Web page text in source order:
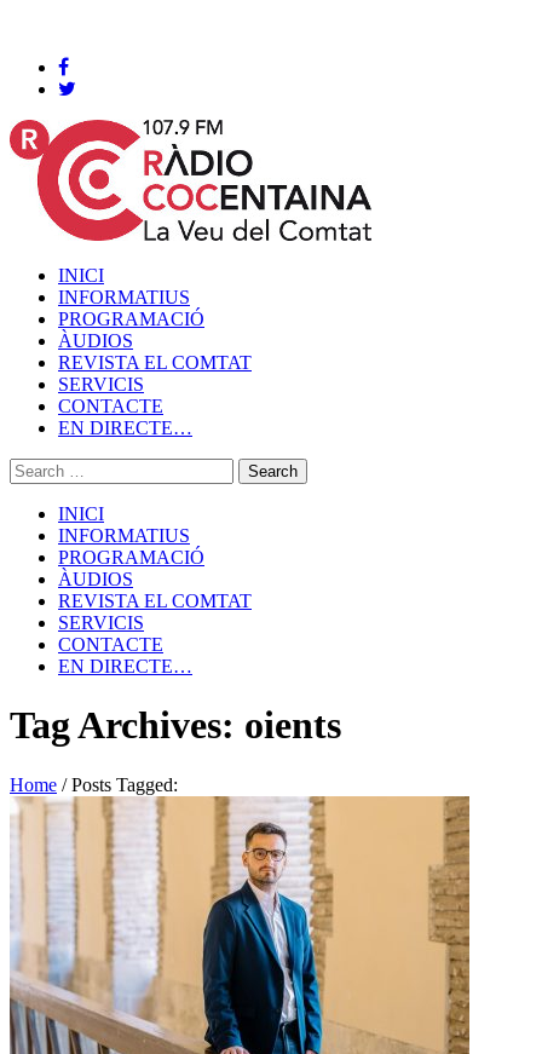
INICI
INFORMATIUS
PROGRAMACIÓ
ÀUDIOS
REVISTA EL COMTAT
SERVICIS
CONTACTE
EN DIRECTE…
INICI
INFORMATIUS
PROGRAMACIÓ
ÀUDIOS
REVISTA EL COMTAT
SERVICIS
CONTACTE
EN DIRECTE…
Tag Archives: oients
Home /Posts Tagged: